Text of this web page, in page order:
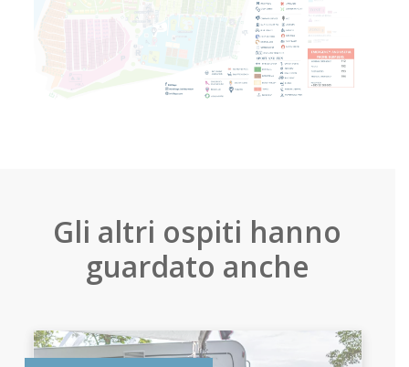
Gli altri ospiti hanno
guardato anche